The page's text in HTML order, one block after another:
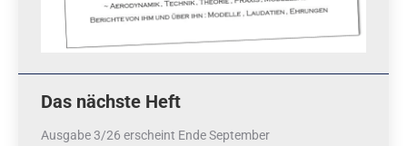
Das nächste Heft
Ausgabe 3/26 erscheint Ende September